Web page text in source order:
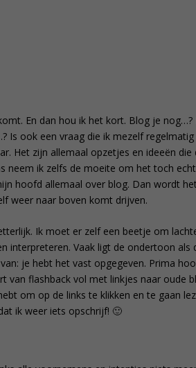
En dan hou ik het kort. Blog je
Is ook een vraag die ik mezelf
Het zijn allemaal opzetjes en ideeën die
neem ik zelfs de moeite om het toch
hoofd allemaal over blog. Dan wordt
weer naar boven komt drijven.
Ik moet er zelf een beetje om
interpreteren. Vaak ligt de ondertoon als
je hebt het vast opgegeven. Prima
flashback vol met linkjes naar oude
om op de links te klikken en te gaan
ik weer iets opschrijf! 🙂